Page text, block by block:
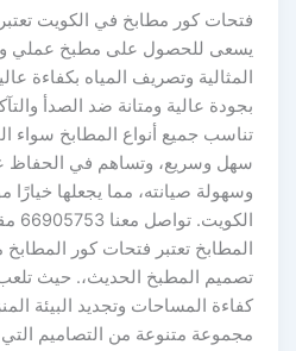
كور مطابخ في الكويت تعتبر الحل
للحصول على مطبخ عملي ومرتب،
وتصريف المياه بكفاءة عالية.
عالية ومتانة ضد الصدأ والتآكل،
جميع أنواع المطابخ سواء المنزلية
وسريع، وتساهم في الحفاظ على
صيانته، مما يجعلها خيارًا
الكويت. تواصل معنا
تعتبر فتحات كور المطابخ من
المطبخ الحديث،. حيث تلعب دوراً
المساحات وتجديد البيئة
متنوعة من التصاميم التي